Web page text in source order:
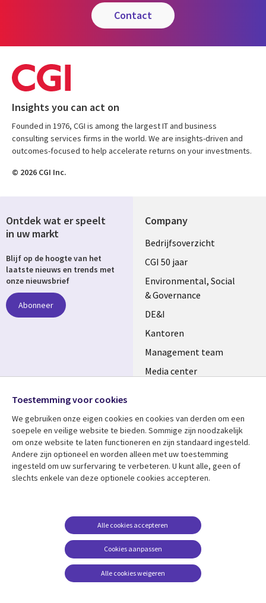
contact
Insights you can act on
Founded in 1976, CGI is among the largest IT and business
consulting services firms in the world. We are insights-driven and
outcomes-focused to help accelerate returns on your investments.
© 2026 CGI Inc.
Company
Useful
links
NETHERLANDS
Bedrijfsoverzicht
CGI 50 jaar
Environmental, Social
& Governance
DE&I
Kantoren
Management team
Media center
Bekijk meer
Library
NETHERLANDS
Artikelen
Evenementen
Support
Legal
Disclaimer
Cookie management
Ontdek wat er speelt
in uw markt
Blijf op de hoogte van het
laatste nieuws en trends met
onze nieuwsbrief
Abonneer
Media
NETHERLANDS
Toestemming voor cookies
We gebruiken onze eigen cookies en cookies van derden om een ​​
soepele en veilige website te bieden. Sommige zijn noodzakelijk
om onze website te laten functioneren en zijn standaard ingesteld.
Andere zijn optioneel en worden alleen met uw toestemming
ingesteld om uw surfervaring te verbeteren. U kunt alle, geen of
slechts enkele van deze optionele cookies accepteren.
Cookies aanpassen
Alle cookies accepteren
Alle cookies weigeren